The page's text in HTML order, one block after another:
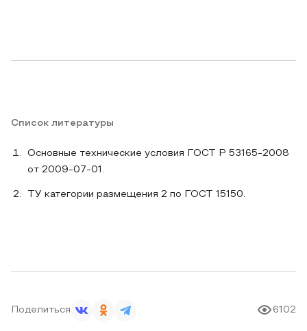
Список литературы
Основные технические условия ГОСТ Р 53165-2008
от 2009-07-01.
ТУ категории размещения 2 по ГОСТ 15150.
Поделиться 6102